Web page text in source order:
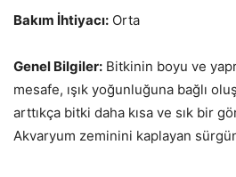
Bakım İhtiyacı: Orta
Genel Bilgiler: Bitkinin boyu ve
mesafe, ışık yoğunluğuna bağlı
arttıkça bitki daha kısa ve sık bir
Akvaryum zeminini kaplayan